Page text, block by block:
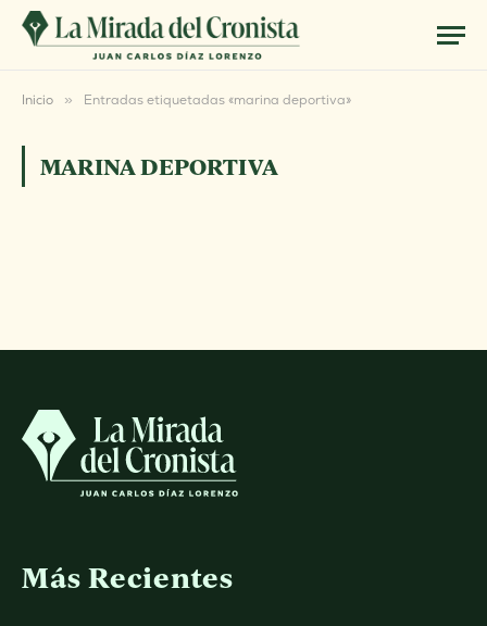
Inicio » Entradas etiquetadas «marina deportiva»
MARINA DEPORTIVA
Más Recientes